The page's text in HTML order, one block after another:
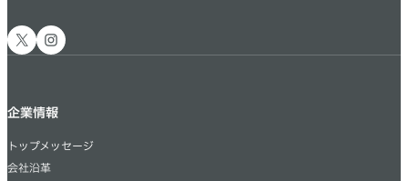
X Instagram
企業情報
トップメッセージ
会社沿革